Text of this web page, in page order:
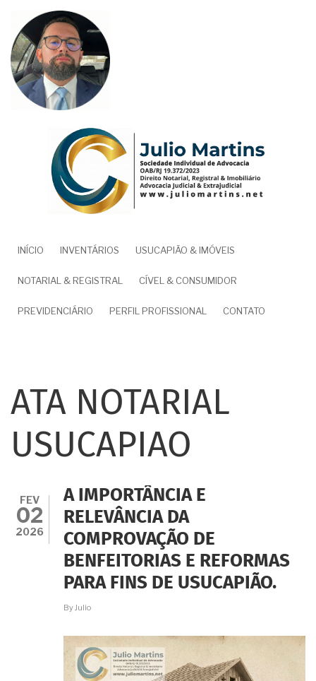
para
conteúdo
principal
NAVEGAÇÃO
PRINCIPAL
INÍCIO INVENTÁRIOS USUCAPIÃO & IMÓVEIS
NOTARIAL & REGISTRAL CÍVEL & CONSUMIDOR
PREVIDENCIÁRIO PERFIL PROFISSIONAL CONTATO
ATA NOTARIAL
USUCAPIAO
FEV
02
2026
A IMPORTÂNCIA E
RELEVÂNCIA DA
COMPROVAÇÃO DE
BENFEITORIAS E REFORMAS
PARA FINS DE USUCAPIÃO.
By Julio